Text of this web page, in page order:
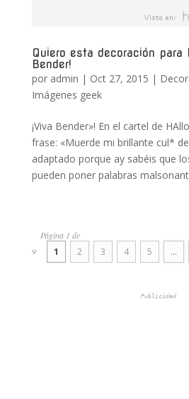
Quiero esta decoración para
Bender!
por admin | Oct 27, 2015 |
Imágenes geek
¡Viva Bender»! En el cartel de
frase: «Muerde mi brillante cul*
adaptado porque ay sabéis que
pueden poner palabras
Página 1 de
9
1 2 3 4 5 ...
Publicidad